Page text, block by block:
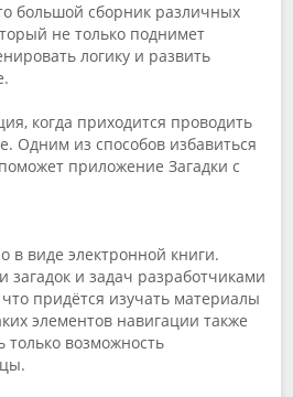
большой сборник различных
не только поднимет
логику и развить
когда приходится проводить
Одним из способов избавиться
приложение Загадки с
виде электронной книги.
загадок и задач разработчиками
придётся изучать материалы
элементов навигации также
только возможность